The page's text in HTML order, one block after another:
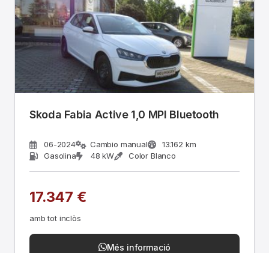
Skoda Fabia Active 1,0 MPI Bluetooth
06-2024 Cambio manual
13.162 km
Gasolina
48 kW Color Blanco
17.347 €
amb tot inclòs
Més informació